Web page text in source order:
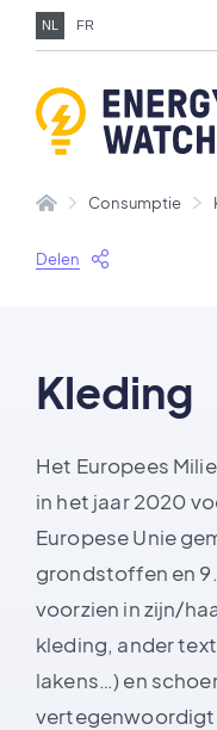
NL FR
Consumptie
Delen
Kleding
Het Europees
in het jaar 2020
Europese Unie
grondstoffen en
voorzien in zijn/
kleding, ander
lakens…) en